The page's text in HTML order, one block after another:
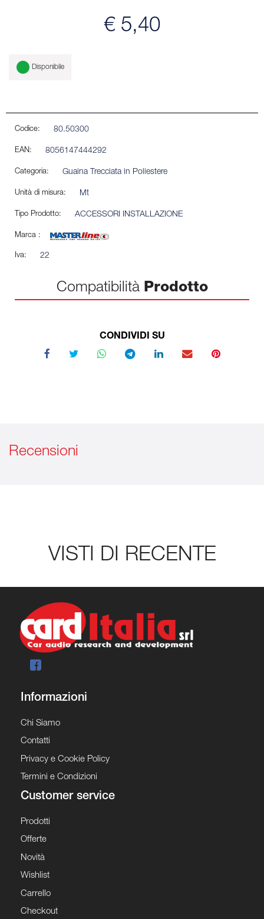
€ 5,40
Disponibile
Codice: 80.50300
EAN: 8056147444292
Categoria: Guaina Trecciata in Poliestere
Unità di misura: Mt
Tipo Prodotto: ACCESSORI INSTALLAZIONE
Marca :
Iva: 22
Compatibilità Prodotto
CONDIVIDI SU
Recensioni
VISTI DI RECENTE
Informazioni
Chi Siamo
Contatti
Privacy e Cookie Policy
Termini e Condizioni
Customer service
Prodotti
Offerte
Novità
Wishlist
Carrello
Checkout